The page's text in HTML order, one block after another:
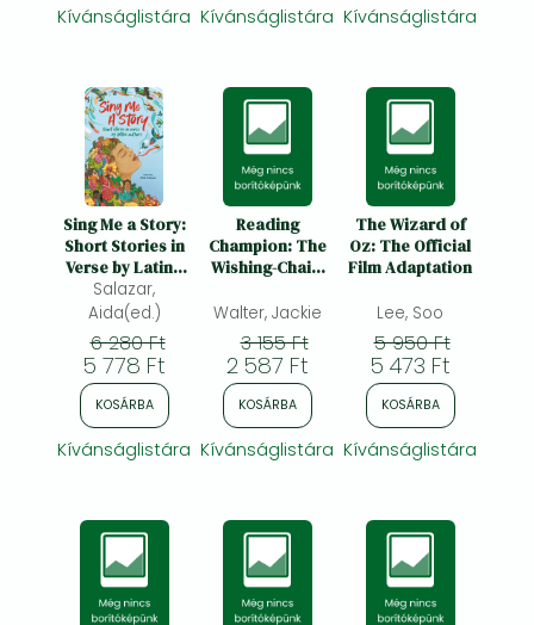
Kívánságlistára Kívánságlistára Kívánságlistára
Sing Me a Story:
Short Stories in
Verse by Latine
Authors
Salazar,
Aida(ed.)
6 280 Ft
5 778 Ft
KOSÁRBA
Kívánságlistára
Reading
Champion: The
Wishing-Chair:
Party: Red Band
2
Walter, Jackie
3 155 Ft
2 587 Ft
KOSÁRBA
Kívánságlistára
The Wizard of
Oz: The Official
Film Adaptation
Lee, Soo
5 950 Ft
5 473 Ft
KOSÁRBA
Kívánságlistára